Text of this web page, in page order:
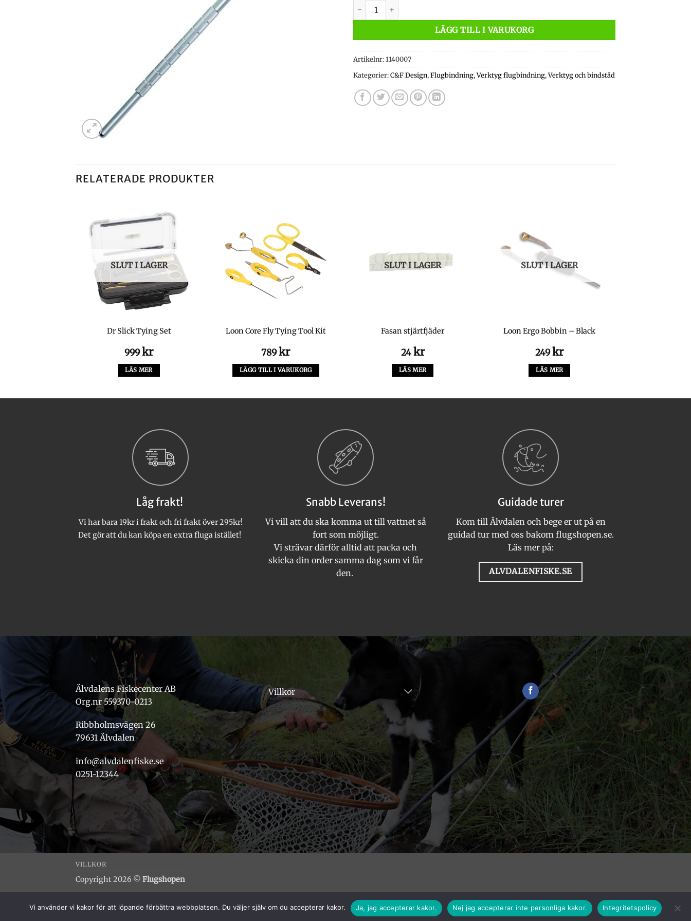
C&F Midge Rotary Hackle Pliers mängd
LÄGG TILL I VARUKORG
Artikelnr:1140007
Kategorier:C&F Design,Flugbindning,Verktyg flugbindning,Verktyg och bindstäd
RELATERADE PRODUKTER
SLUT I LAGER
Dr Slick Tying Set
999kr
LÄS MER
Loon Core Fly Tying Tool Kit
789kr
LÄGG TILL I VARUKORG
SLUT I LAGER
Fasan stjärtfjäder
24kr
LÄS MER
SLUT I LAGER
Loon Ergo Bobbin – Black
249kr
LÄS MER
Låg frakt!
Vi har bara 19kr i frakt och fri frakt över 295kr!
Det gör att du kan köpa en extra fluga istället!
Snabb Leverans!
Vi vill att du ska komma ut till vattnet så
fort som möjligt.
Vi strävar därför alltid att packa och
skicka din order samma dag som vi får
den.
Guidade turer
Kom till Älvdalen och bege er ut på en
guidad tur med oss bakom flugshopen.se.
Läs mer på:
ALVDALENFISKE.SE
Älvdalens Fiskecenter AB
Org.nr 559370-0213
Ribbholmsvägen 26
79631 Älvdalen
info@alvdalenfiske.se
0251-12344
Villkor
VILLKOR
Copyright 2026 © Flugshopen
Vi använder vi kakor för att löpande förbättra webbplatsen. Du väljer själv om du accepterar kakor. Ja, jag accepterar kakor. Nej jag accepterar inte personliga kakor. Integritetspolicy